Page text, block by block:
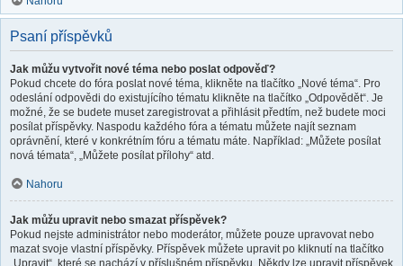
Psaní příspěvků
Jak můžu vytvořit nové téma nebo poslat odpověď?
Pokud chcete do fóra poslat nové téma, klikněte na tlačítko „Nové téma“. Pro
odeslání odpovědi do existujícího tématu klikněte na tlačítko „Odpovědět“. Je
možné, že se budete muset zaregistrovat a přihlásit předtím, než budete moci
posílat příspěvky. Naspodu každého fóra a tématu můžete najít seznam
oprávnění, které v konkrétním fóru a tématu máte. Například: „Můžete posílat
nová témata“, „Můžete posílat přílohy“ atd.
Nahoru
Jak můžu upravit nebo smazat příspěvek?
Pokud nejste administrátor nebo moderátor, můžete pouze upravovat nebo
mazat svoje vlastní příspěvky. Příspěvek můžete upravit po kliknutí na tlačítko
„Upravit“, které se nachází v příslušném příspěvku. Někdy lze upravit příspěvek